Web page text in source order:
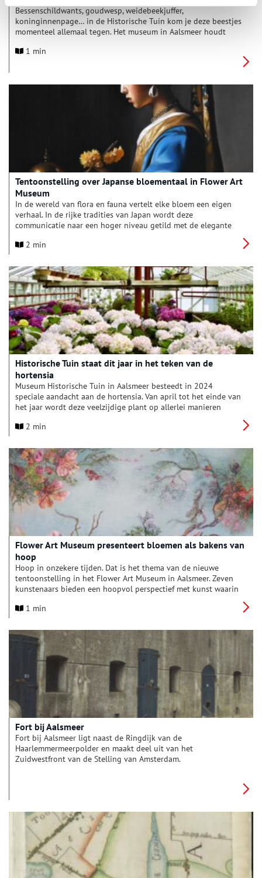
Bessenschildwants, goudwesp, weidebeekjuffer,
koninginnenpage… in de Historische Tuin kom je deze beestjes
momenteel allemaal tegen. Het museum in Aalsmeer houdt
fascinerende insecten. Ook kunnen bezoekers meedoen aan
1 min
Tentoonstelling over Japanse bloementaal in Flower Art
Museum
In de wereld van flora en fauna vertelt elke bloem een eigen
verhaal. In de rijke tradities van Japan wordt deze
communicatie naar een hoger niveau getild met de elegante
spreken hierin zonder woorden en dragen diepgaande
nieuwe tentoonstelling in het Flower Art Museum in Aalsmeer,
te zien vanaf zondag 26 mei.
2 min
Historische Tuin staat dit jaar in het teken van de
hortensia
Museum Historische Tuin in Aalsmeer besteedt in 2024
speciale aandacht aan de hortensia. Van april tot het einde van
het jaar wordt deze veelzijdige plant op allerlei manieren
toepassingen.
2 min
Flower Art Museum presenteert bloemen als bakens van
hoop
Hoop in onzekere tijden. Dat is het thema van de nieuwe
tentoonstelling in het Flower Art Museum in Aalsmeer. Zeven
kunstenaars bieden een hoopvol perspectief met kunst waarin
1 min
Fort bij Aalsmeer
Fort bij Aalsmeer ligt naast de Ringdijk van de
Haarlemmermeerpolder en maakt deel uit van het
Zuidwestfront van de Stelling van Amsterdam.